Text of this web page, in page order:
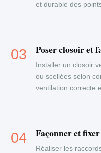
et durable des
Poser closoir et
Installer un closoir
ou scellées selon
ventilation correcte
Façonner et
Réaliser les